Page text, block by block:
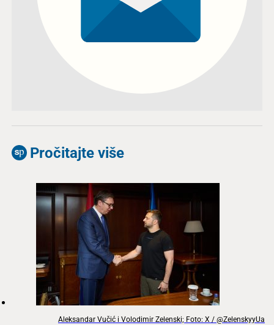
Pročitajte više
Aleksandar Vučić i Volodimir Zelenski; Foto: X / @ZelenskyyUa